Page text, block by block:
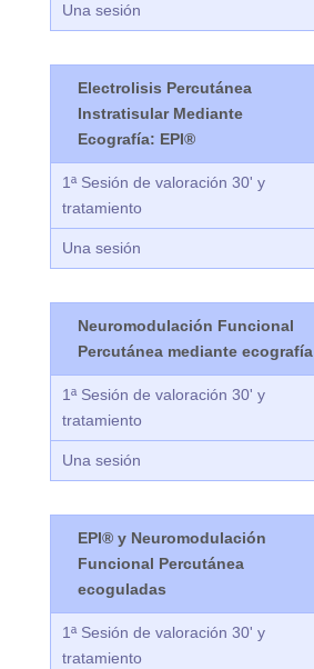
Una sesión
Electrolisis Percutánea
Instratisular Mediante
Ecografía: EPI®
1ª Sesión de valoración 30' y
tratamiento
Una sesión
Neuromodulación Funcional
Percutánea mediante ecografía
1ª Sesión de valoración 30' y
tratamiento
Una sesión
EPI® y Neuromodulación
Funcional Percutánea
ecoguladas
1ª Sesión de valoración 30' y
tratamiento